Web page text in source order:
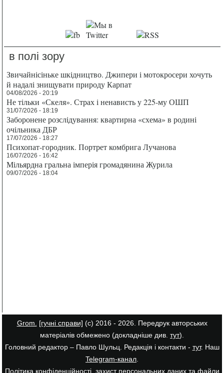
в полі зору
Звичайнісіньке шкідництво. Джипери і мотокросери хочуть
й надалі знищувати природу Карпат
04/08/2026 - 20:19
Не тільки «Скеля». Страх і ненависть у 225-му ОШП
31/07/2026 - 18:19
Заборонене розслідування: квартирна «схема» в родині
очільника ДБР
17/07/2026 - 18:27
Психопат-городник. Портрет комбрига Лучанова
16/07/2026 - 16:42
Мільярдна гральна імперія громадянина Журила
09/07/2026 - 18:04
Grom. [гучні справи] (с) 2016 - 2026. Передрук авторських
матеріалів обмежено (докладніше див. тут).
Головний редактор – Павло Шульц. Редакція і контакти - тут. Наш
Telegram-канал
Політика конфіденційності, захист персональних даних та файли